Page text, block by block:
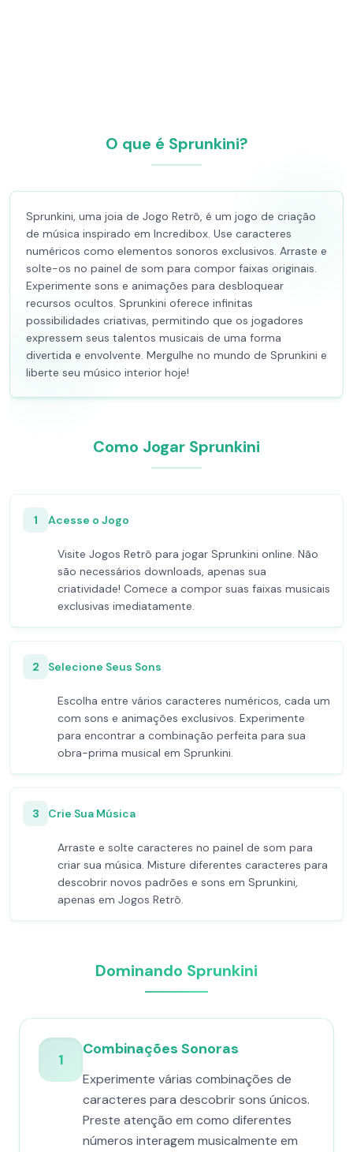
O que é Sprunkini?
Sprunkini, uma joia de Jogo Retrô, é um jogo de criação
de música inspirado em Incredibox. Use caracteres
numéricos como elementos sonoros exclusivos. Arraste e
solte-os no painel de som para compor faixas originais.
Experimente sons e animações para desbloquear
recursos ocultos. Sprunkini oferece infinitas
possibilidades criativas, permitindo que os jogadores
expressem seus talentos musicais de uma forma
divertida e envolvente. Mergulhe no mundo de Sprunkini e
liberte seu músico interior hoje!
Como Jogar Sprunkini
1 Acesse o Jogo
Visite Jogos Retrô para jogar Sprunkini online. Não
são necessários downloads, apenas sua
criatividade! Comece a compor suas faixas musicais
exclusivas imediatamente.
2 Selecione Seus Sons
Escolha entre vários caracteres numéricos, cada um
com sons e animações exclusivos. Experimente
para encontrar a combinação perfeita para sua
obra-prima musical em Sprunkini.
3 Crie Sua Música
Arraste e solte caracteres no painel de som para
criar sua música. Misture diferentes caracteres para
descobrir novos padrões e sons em Sprunkini,
apenas em Jogos Retrô.
Dominando Sprunkini
1
Combinações Sonoras
Experimente várias combinações de
caracteres para descobrir sons únicos.
Preste atenção em como diferentes
números interagem musicalmente em